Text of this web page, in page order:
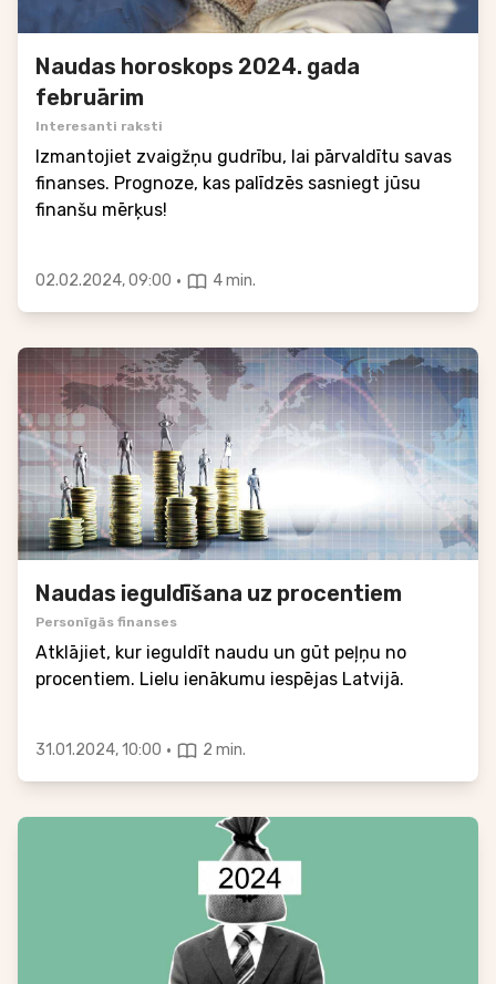
Naudas horoskops 2024. gada
februārim
Interesanti raksti
Izmantojiet zvaigžņu gudrību, lai pārvaldītu savas
finanses. Prognoze, kas palīdzēs sasniegt jūsu
finanšu mērķus!
02.02.2024, 09:00 · 4 min.
Naudas ieguldīšana uz procentiem
Personīgās finanses
Atklājiet, kur ieguldīt naudu un gūt peļņu no
procentiem. Lielu ienākumu iespējas Latvijā.
31.01.2024, 10:00 · 2 min.